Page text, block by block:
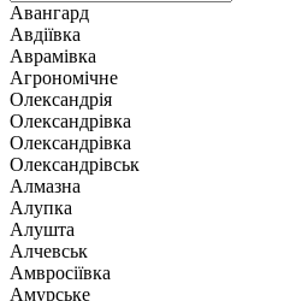
Авангард
Авдіївка
Аврамівка
Агрономічне
Олександрія
Олександрівка
Олександрівка
Олександрівськ
Алмазна
Алупка
Алушта
Алчевськ
Амвросіївка
Амурське